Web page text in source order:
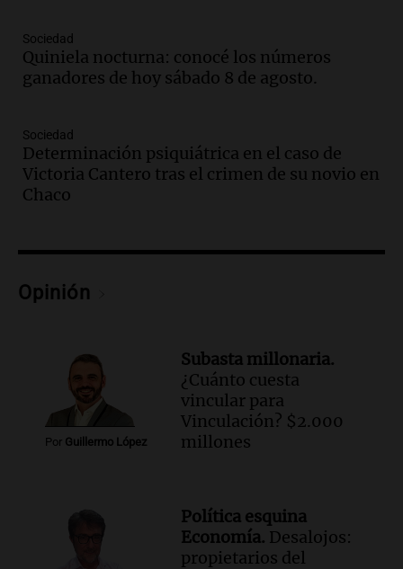
Audio.El abuelo de Agostina Vega, tras
las nuevas detenciones: "En esa casa
Episodios
Audio.Una nutricionista derribó el mito
del desayuno ideal: qué alimentos
conviene priorizar
Audio.Mateo, a los 25 años, lucha
contra el tiempo: necesita un trasplante
para poder seguir viviend
Una mañana para todos
de julio será menor al 2,9% registrado
en CABA
Una mañana para todos
Sociedad
Quiniela nocturna: conocé los números
ganadores de hoy sábado 8 de agosto.
Sociedad
Determinación psiquiátrica en el caso de
Victoria Cantero tras el crimen de su novio en
Chaco
Opinión
Por Guillermo López
Subasta millonaria.
¿Cuánto cuesta
vincular para
Vinculación? $2.000
millones
Política esquina
Economía. Desalojos:
propietarios del